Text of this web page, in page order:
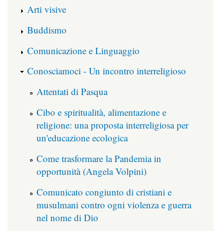
Arti visive
Buddismo
Comunicazione e Linguaggio
Conosciamoci - Un incontro interreligioso
Attentati di Pasqua
Cibo e spiritualità, alimentazione e
religione: una proposta interreligiosa per
un'educazione ecologica
Come trasformare la Pandemia in
opportunità (Angela Volpini)
Comunicato congiunto di cristiani e
musulmani contro ogni violenza e guerra
nel nome di Dio